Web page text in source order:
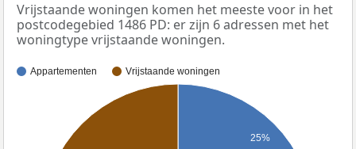
Vrijstaande woningen komen het meeste voor in het
postcodegebied 1486 PD: er zijn 6 adressen met het
woningtype vrijstaande woningen.
Appartementen Vrijstaande woningen
25%